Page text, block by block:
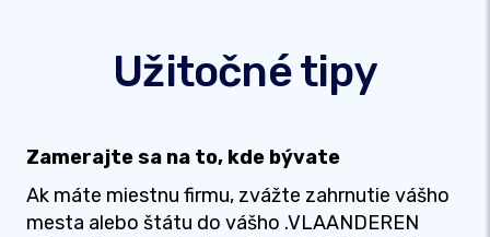
Užitočné tipy
Zamerajte sa na to, kde bývate
Ak máte miestnu firmu, zvážte zahrnutie vášho
mesta alebo štátu do vášho .VLAANDEREN